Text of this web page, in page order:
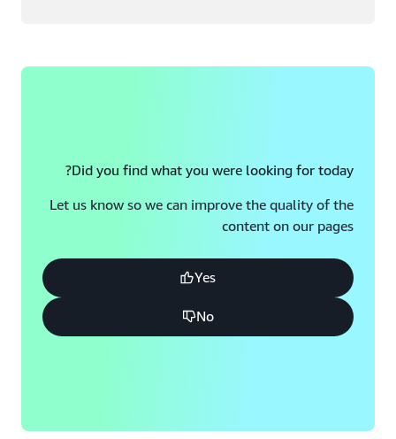
Did you find what you were looking for today?
Let us know so we can improve the quality of the
content on our pages
Yes
No